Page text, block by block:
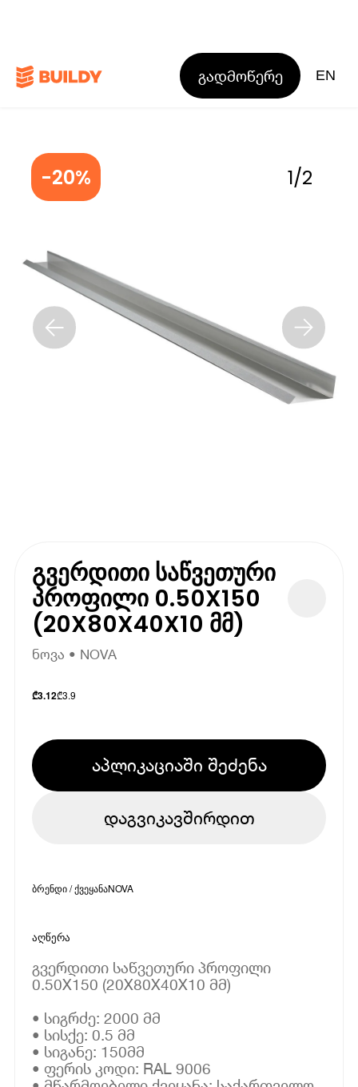
გადმოწერე EN
-20% 1/2
გვერდითი საწვეთური
პროფილი 0.50X150
(20X80X40X10 მმ)
ნოვა • NOVA
₾3.12₾3.9
აპლიკაციაში შეძენა
დაგვიკავშირდით
ბრენდი / ქვეყანაNOVA
აღწერა
გვერდითი საწვეთური პროფილი
0.50X150 (20X80X40X10 მმ)
• სიგრძე: 2000 მმ
• სისქე: 0.5 მმ
• სიგანე: 150მმ
• ფერის კოდი: RAL 9006